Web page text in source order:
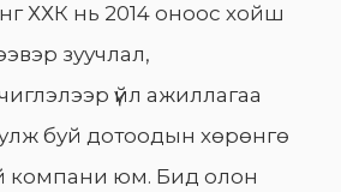
ХХК нь 2014 оноос хойш
зуучлал,
үйл ажиллагаа
буй дотоодын хөрөнгө
компани юм. Бид олон